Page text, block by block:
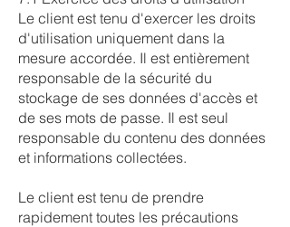
Le client est tenu d'exercer les droits
d'utilisation uniquement dans la
mesure accordée. Il est entièrement
responsable de la sécurité du
stockage de ses données d'accès et
de ses mots de passe. Il est seul
responsable du contenu des données
et informations collectées.
Le client est tenu de prendre
rapidement toutes les précautions